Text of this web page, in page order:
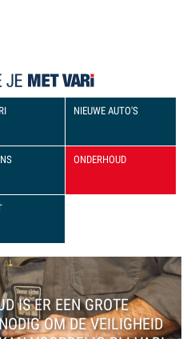
IS ER EEN GROTE
OM DE VEILIGHEID
NIEUWE AUTO'S
ONDERHOUD